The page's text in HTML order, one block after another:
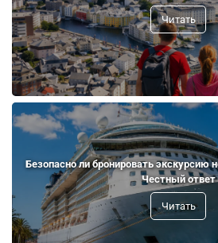
Читать
Безопасно ли бронировать экскурсию
Честный ответ
Читать